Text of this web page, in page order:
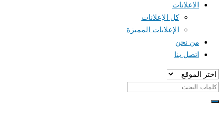
الاعلانات
كل الإعلانات
الإعلانات المميزة
من نحن
اتصل بنا